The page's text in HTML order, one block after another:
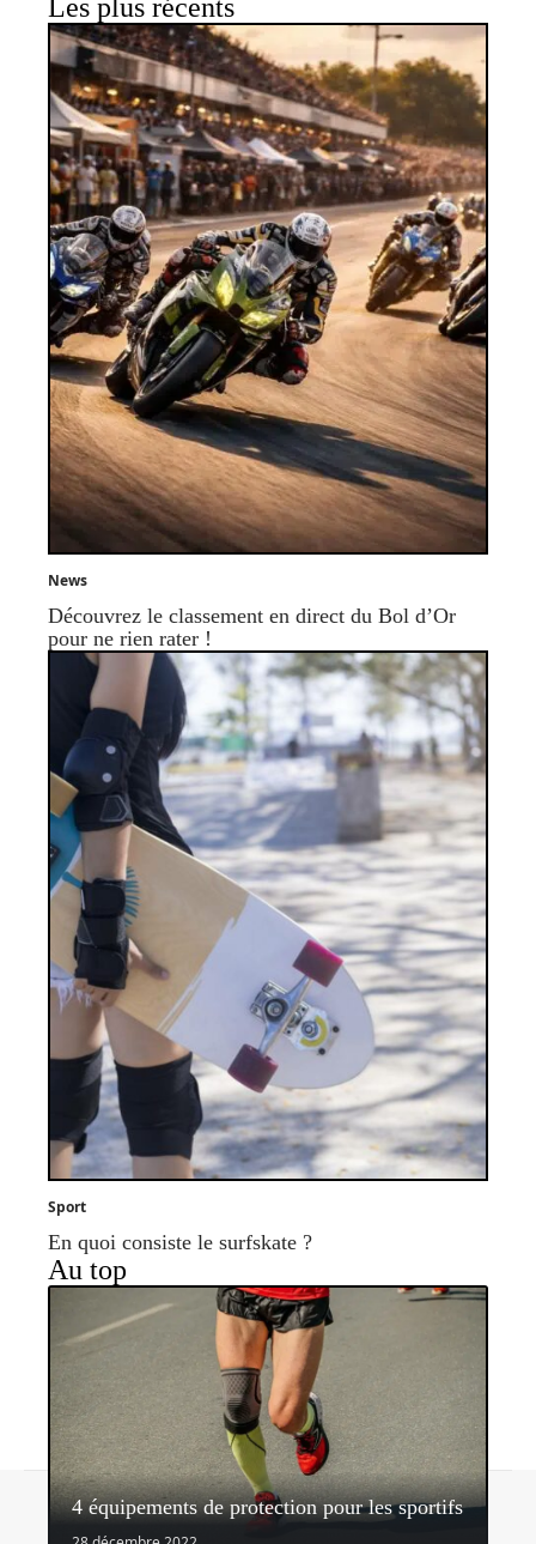
Les plus récents
News
Découvrez le classement en direct du Bol d’Or
pour ne rien rater !
Sport
En quoi consiste le surfskate ?
Au top
4 équipements de protection pour les sportifs
Contact Mentions légales Sitemap